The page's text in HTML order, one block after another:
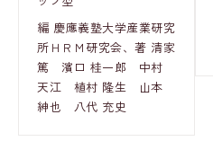
編 慶應義塾大学産業研究
所ＨＲＭ研究会、著 清家
篤 濱口 桂一郎 中村
天江 植村 隆生 山本
紳也 八代 充史